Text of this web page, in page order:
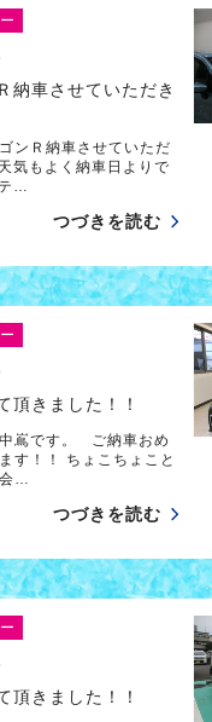
納車させていただき
ンＲ納車させていただ
気もよく納車日よりで
…
つづきを読む
頂きました！！
嶌です。 ご納車おめ
す！！ ちょこちょこと
…
つづきを読む
頂きました！！